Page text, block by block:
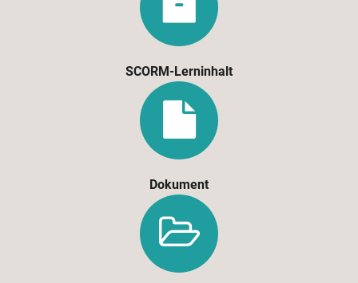
SCORM-Lerninhalt
Dokument